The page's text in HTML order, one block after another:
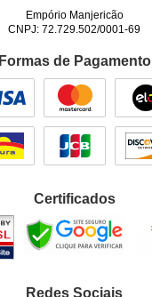
Empório Manjericão
CNPJ: 72.729.502/0001-69
Formas de Pagamento
Certificados
Redes Sociais